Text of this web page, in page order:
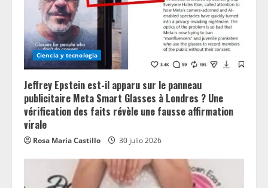
Ciencia y tecnologia
Jeffrey Epstein est-il apparu sur le panneau
publicitaire Meta Smart Glasses à Londres ? Une
vérification des faits révèle une fausse affirmation
virale
Rosa María Castillo 30 julio 2026